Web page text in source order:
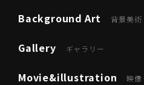
Background Art 背景美術
Gallery ギャラリー
Movie&illustration 映